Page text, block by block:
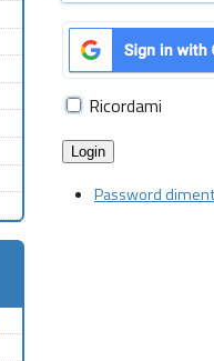
Ricordami
Login
Password